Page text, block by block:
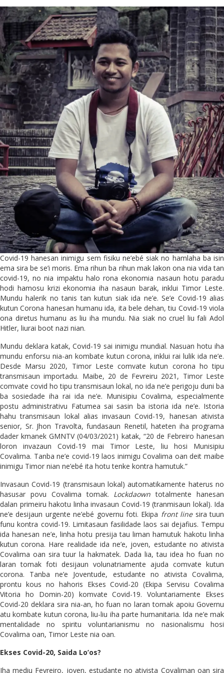
Covid-19 hanesan inimigu sem fisiku ne’ebé siak no hamlaha ba isin
ema sira be se’i moris. Ema rihun ba rihun mak lakon ona nia vida tan
covid-19, no nia impaktu halo rona ekonomia nasaun hotu paradu
hodi hamosu krizi ekonomia iha nasaun barak, inklui Timor Leste.
Mundu halerik no tanis tan kutun siak ida ne’e. Se’e Covid-19 alias
kutun Corona hanesan humanu ida, ita bele dehan, tiu Covid-19 viola
ona diretus humanu as liu iha mundu. Nia siak no cruel liu fali Adol
Hitler, liurai boot nazi nian.
Mundu deklara katak, Covid-19 sai inimigu mundial. Nasuan hotu iha
mundu enforsu nia-an kombate kutun corona, inklui rai lulik ida ne’e.
Desde Marsu 2020, Timor Leste comvate kutun corona ho tipu
transmisaun importadu. Maibe, 20 de Fevreiru 2021, Timor Leste
comvate covid ho tipu transmisaun lokal, no ida ne’e perigoju duni ba
ba sosiedade iha rai ida ne’e. Munisipiu Covalima, especialmente
postu administrativu Fatumea sai sasin ba istoria ida ne’e. Istoria
hahu transmisaun lokal alias invasaun Covid-19, hanesan ativista
senior, Sr. Jhon Travolta, fundasaun Renetil, hateten iha programa
dader kmanek GMNTV (04/03/2021) katak, “20 de Febreiro hanesan
loron invazaun Covid-19 mai Timor Leste, liu hosi Munisipiu
Covalima. Tanba ne’e covid-19 laos inimigu Covalima oan deit maibe
inimigu Timor nian ne’ebé ita hotu tenke kontra hamutuk.”
Invasaun Covid-19 (transmisaun lokal) automatikamente haterus no
hasusar povu Covalima tomak. Lockdaowntotalmente hanesan
dalan primeiru hakotu linha invasaun Covid-19 (tranmisaun lokal). Ida
ne’e desijaun urgente ne’ebé governu foti. Ekipa front line sira tuun
funu kontra covid-19. Limitasaun fasilidade laos sai dejafius. Tempu
ida hanesan ne’e, linha hotu presija tau liman hamutuk hakotu linha
kutun corona. Hare realidade ida ne’e, joven, estudante no ativista
Covalima oan sira tuur la hakmatek. Dada lia, tau idea ho fuan no
laran tomak foti desijaun volunatriamente ajuda comvate kutun
corona. Tanba ne’e Joventude, estudante no ativista Covalima,
prontu kous no hahoris Ekses Covid-20 (Ekipa Servisu Covalima
Vitoria ho Domin-20) komvate Covid-19. Voluntariamente Ekses
Covid-20 deklara sira nia-an, ho fuan no laran tomak apoiu Governu
atu kombate kutun corona, liu-liu iha parte humanitaria. Ida ne’e mak
mentalidade no spiritu voluntarianismu no nasionalismu hosi
Covalima oan, Timor Leste nia oan.
Ekses Covid-20, Saida Lo’os?
Iha mediu Fevreiro, joven, estudante no ativista Covaliman oan sira